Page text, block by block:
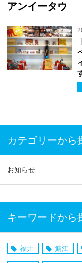
アンイータウ
カテゴリーから
お知らせ
キーワードから
福井 鯖江